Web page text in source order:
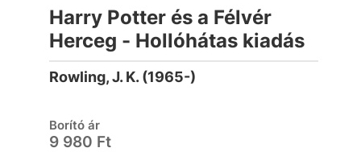
Harry Potter és a Félvér
Herceg - Hollóhátas kiadás
Rowling, J. K. (1965-)
Borító ár
9 980 Ft